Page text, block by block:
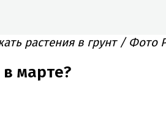
растения в грунт / Фото
марте?